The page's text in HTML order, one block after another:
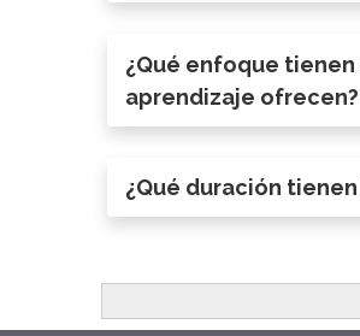
¿Qué enfoque
aprendizaje ofrecen?
¿Qué duración